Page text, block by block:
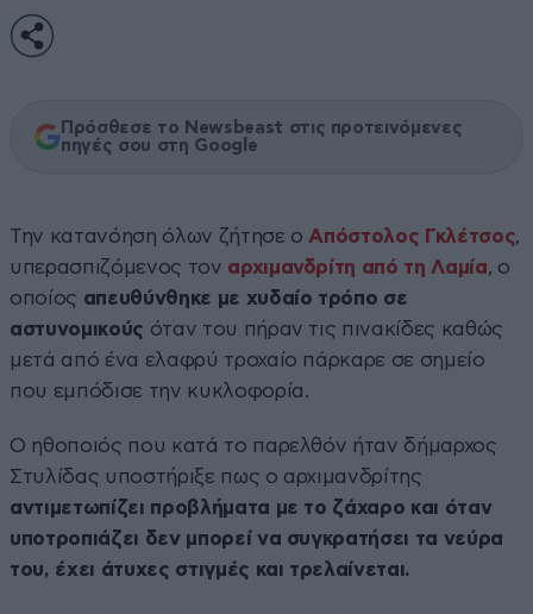
Πρόσθεσε το Newsbeast στις προτεινόμενες
πηγές σου στη Google
Την κατανόηση όλων ζήτησε ο Απόστολος Γκλέτσος,
υπερασπιζόμενος τον αρχιμανδρίτη από τη Λαμία, ο
οποίος απευθύνθηκε με χυδαίο τρόπο σε
αστυνομικούς όταν του πήραν τις πινακίδες καθώς
μετά από ένα ελαφρύ τροχαίο πάρκαρε σε σημείο
που εμπόδισε την κυκλοφορία.
Ο ηθοποιός που κατά το παρελθόν ήταν δήμαρχος
Στυλίδας υποστήριξε πως ο αρχιμανδρίτης
αντιμετωπίζει προβλήματα με το ζάχαρο και όταν
υποτροπιάζει δεν μπορεί να συγκρατήσει τα νεύρα
του, έχει άτυχες στιγμές και τρελαίνεται.